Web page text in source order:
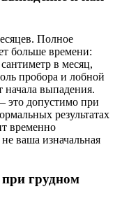
Полное
больше времени:
в месяц,
пробора и лобной
начала выпадения.
это допустимо при
результатах
временно
ваша изначальная
грудном